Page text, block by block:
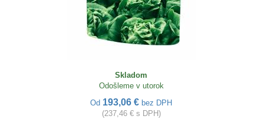
Skladom
Odošleme v utorok
Od 193,06 € bez DPH
(237,46 € s DPH)